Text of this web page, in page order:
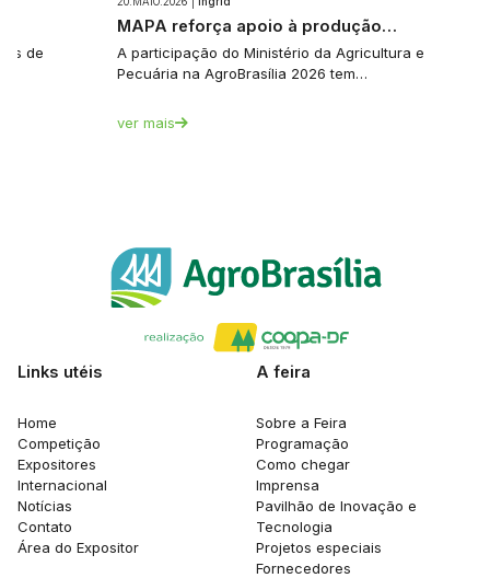
de
MAPA reforça apoio à produção…
A participação do Ministério da Agricultura e
Pecuária na AgroBrasília 2026 tem…
ver mais
Links utéis
Home
Competição
Expositores
Internacional
Notícias
Contato
Área do Expositor
A feira
Sobre a Feira
Programação
Como chegar
Imprensa
Pavilhão de Inovação e
Tecnologia
Projetos especiais
Fornecedores